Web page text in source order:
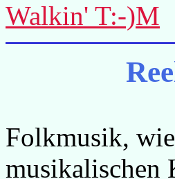
Walkin' T:-)M
Folkmusik,
musikalischen